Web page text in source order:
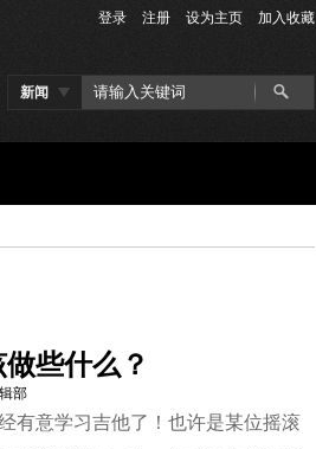
登录 注册 设为主页 加入收藏
新闻
些什么？
部
意学习吉他了！ 也许是某位摇滚